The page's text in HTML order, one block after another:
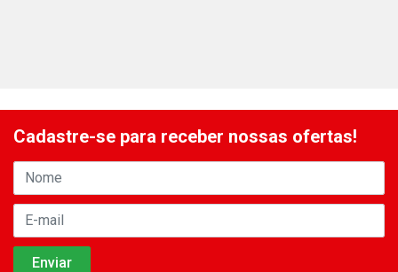
Cadastre-se para receber nossas ofertas!